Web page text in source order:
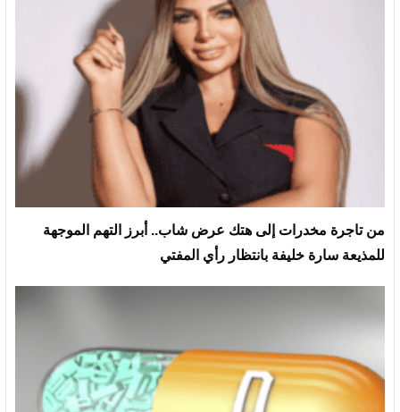
من تاجرة مخدرات إلى هتك عرض شاب.. أبرز التهم الموجهة
للمذيعة سارة خليفة بانتظار رأي المفتي